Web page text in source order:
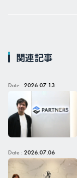
関連記事
Date : 2026.07.13
Date : 2026.07.06